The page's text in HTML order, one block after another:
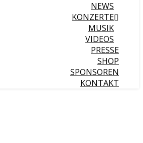
NEWS
KONZERTE
MUSIK
VIDEOS
PRESSE
SHOP
SPONSOREN
KONTAKT